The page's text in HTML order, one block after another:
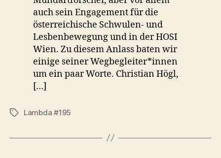
auch sein Engagement für die
österreichische Schwulen- und
Lesbenbewegung und in der HOSI
Wien. Zu diesem Anlass baten wir
einige seiner Wegbegleiter*innen
um ein paar Worte. Christian Högl,
[…]
Schlagwörter
Lambda #195